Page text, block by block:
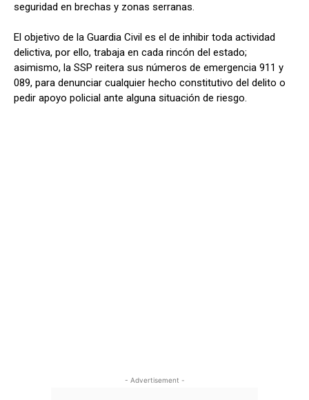
seguridad en brechas y zonas serranas.
El objetivo de la Guardia Civil es el de inhibir toda actividad
delictiva, por ello, trabaja en cada rincón del estado;
asimismo, la SSP reitera sus números de emergencia 911 y
089, para denunciar cualquier hecho constitutivo del delito o
pedir apoyo policial ante alguna situación de riesgo.
- Advertisement -